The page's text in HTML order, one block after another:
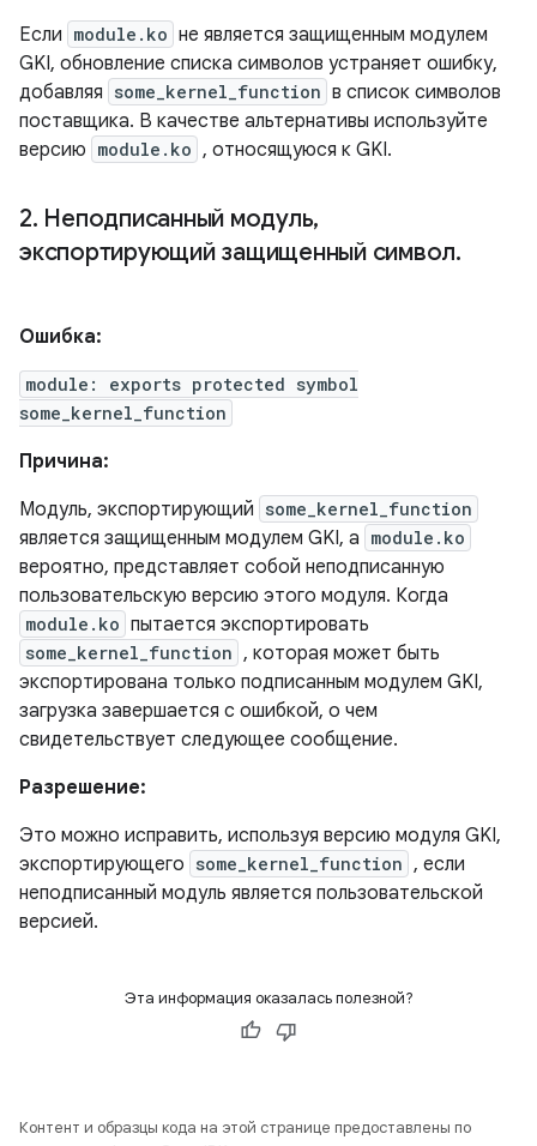
Если module.ko не является защищенным модулем
GKI, обновление списка символов устраняет ошибку,
добавляя some_kernel_function в список символов
поставщика. В качестве альтернативы используйте
версию module.ko , относящуюся к GKI.
2. Неподписанный модуль,
экспортирующий защищенный символ.
Ошибка:
module: exports protected symbol
some_kernel_function
Причина:
Модуль, экспортирующий some_kernel_function
является защищенным модулем GKI, а module.ko
вероятно, представляет собой неподписанную
пользовательскую версию этого модуля. Когда
module.ko пытается экспортировать
some_kernel_function , которая может быть
экспортирована только подписанным модулем GKI,
загрузка завершается с ошибкой, о чем
свидетельствует следующее сообщение.
Разрешение:
Это можно исправить, используя версию модуля GKI,
экспортирующего some_kernel_function , если
неподписанный модуль является пользовательской
версией.
Эта информация оказалась полезной?
Контент и образцы кода на этой странице предоставлены по